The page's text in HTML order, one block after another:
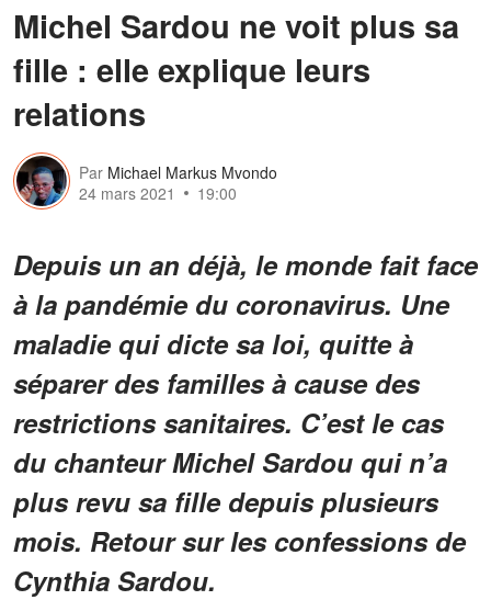
Michel Sardou ne voit plus sa
fille : elle explique leurs
relations
Par Michael Markus Mvondo
24 mars 2021
19:00
Depuis un an déjà, le monde fait face
à la pandémie du coronavirus. Une
maladie qui dicte sa loi, quitte à
séparer des familles à cause des
restrictions sanitaires. C’est le cas
du chanteur Michel Sardou qui n’a
plus revu sa fille depuis plusieurs
mois. Retour sur les confessions de
Cynthia Sardou.